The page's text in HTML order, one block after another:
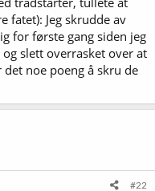
fatet): Jeg skrudde av
for første gang siden jeg
slett overrasket over at
noe poeng å skru de
#22